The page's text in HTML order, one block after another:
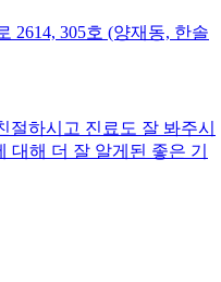
2614, 305호 (양재동, 한솔
절하시고 진료도 잘 봐주시
대해 더 잘 알게된 좋은 기